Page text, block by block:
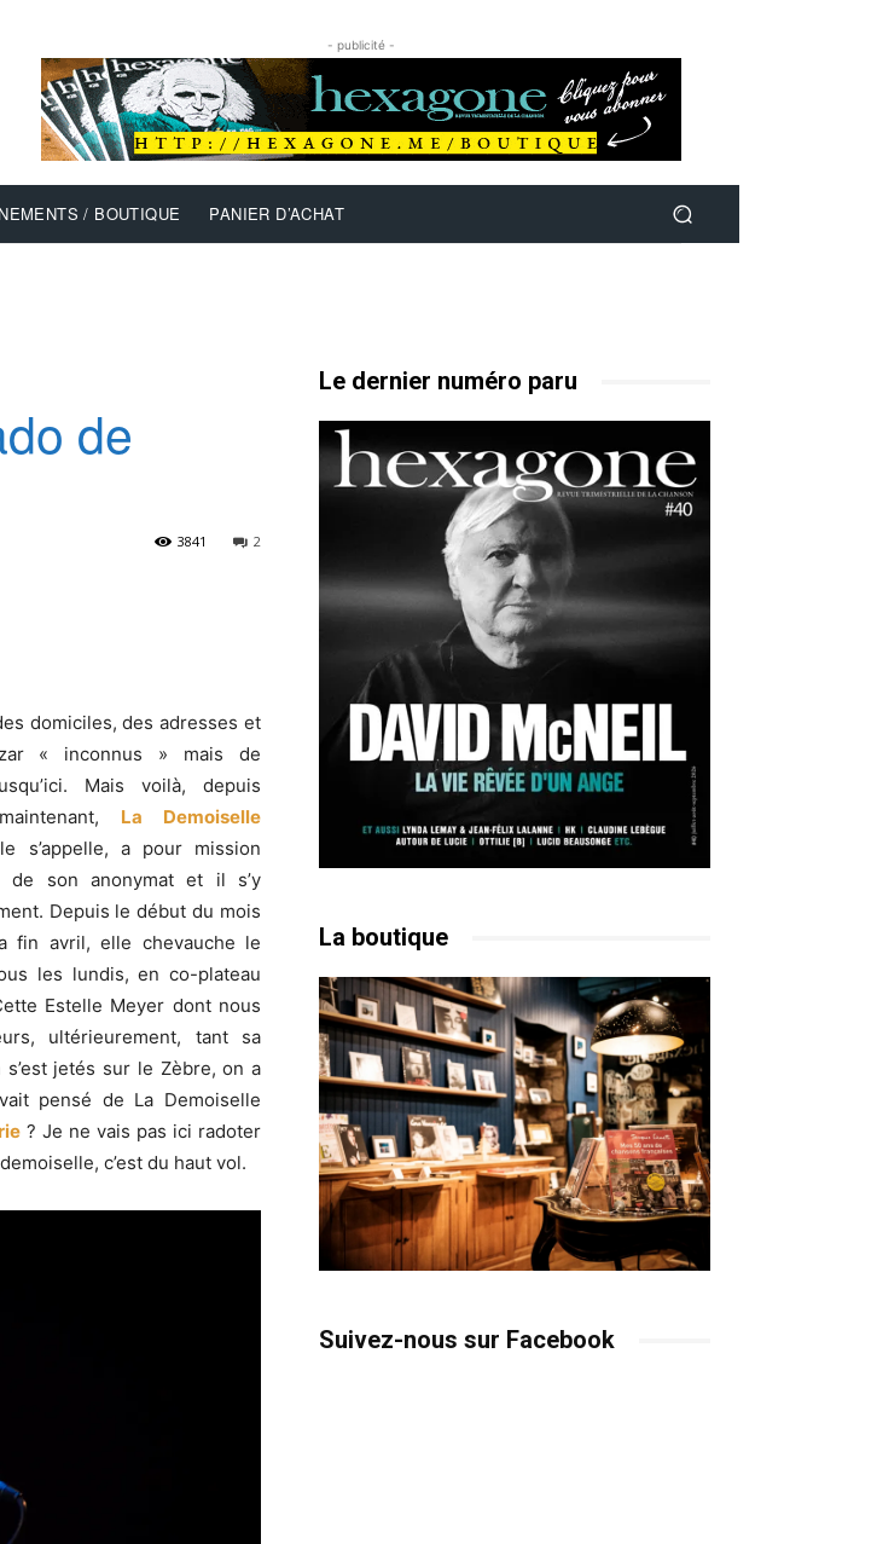
- publicité -
/ BOUTIQUE PANIER D’ACHAT
de
2
3841
domiciles, des adresses et
« inconnus » mais de
Mais voilà, depuis
La Demoiselle
s’appelle, a pour mission
de son anonymat et il s’y
Depuis le début du mois
fin avril, elle chevauche le
les lundis, en co-plateau
Estelle Meyer dont nous
ultérieurement, tant sa
jetés sur le Zèbre, on a
pensé de La Demoiselle
? Je ne vais pas ici radoter
c’est du haut vol.
Le dernier numéro paru
La boutique
Suivez-nous sur Facebook